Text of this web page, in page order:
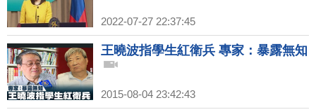
2022-07-27 22:37:45
王曉波指學生紅衛兵 專家：暴露無知
2015-08-04 23:42:43